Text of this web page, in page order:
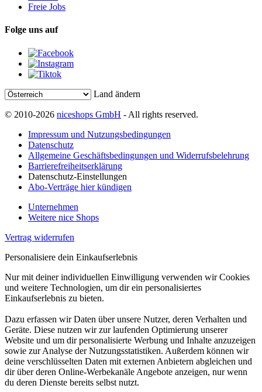
Freie Jobs
Folge uns auf
Land ändern
© 2010-2026 niceshops GmbH - All rights reserved.
Impressum und Nutzungsbedingungen
Datenschutz
Allgemeine Geschäftsbedingungen und Widerrufsbelehrung
Barrierefreiheitserklärung
Datenschutz-Einstellungen
Abo-Verträge hier kündigen
Unternehmen
Weitere nice Shops
Vertrag widerrufen
Personalisiere dein Einkaufserlebnis
Nur mit deiner individuellen Einwilligung verwenden wir Cookies
und weitere Technologien, um dir ein personalisiertes
Einkaufserlebnis zu bieten.
Dazu erfassen wir Daten über unsere Nutzer, deren Verhalten und
Geräte. Diese nutzen wir zur laufenden Optimierung unserer
Website und um dir personalisierte Werbung und Inhalte anzuzeigen
sowie zur Analyse der Nutzungsstatistiken. Außerdem können wir
deine verschlüsselten Daten mit externen Anbietern abgleichen und
dir über deren Online-Werbekanäle Angebote anzeigen, nur wenn
du deren Dienste bereits selbst nutzt.